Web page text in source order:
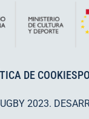
DE COOKIES
2023.